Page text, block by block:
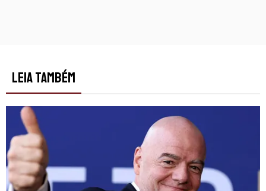
LEIA TAMBÉM